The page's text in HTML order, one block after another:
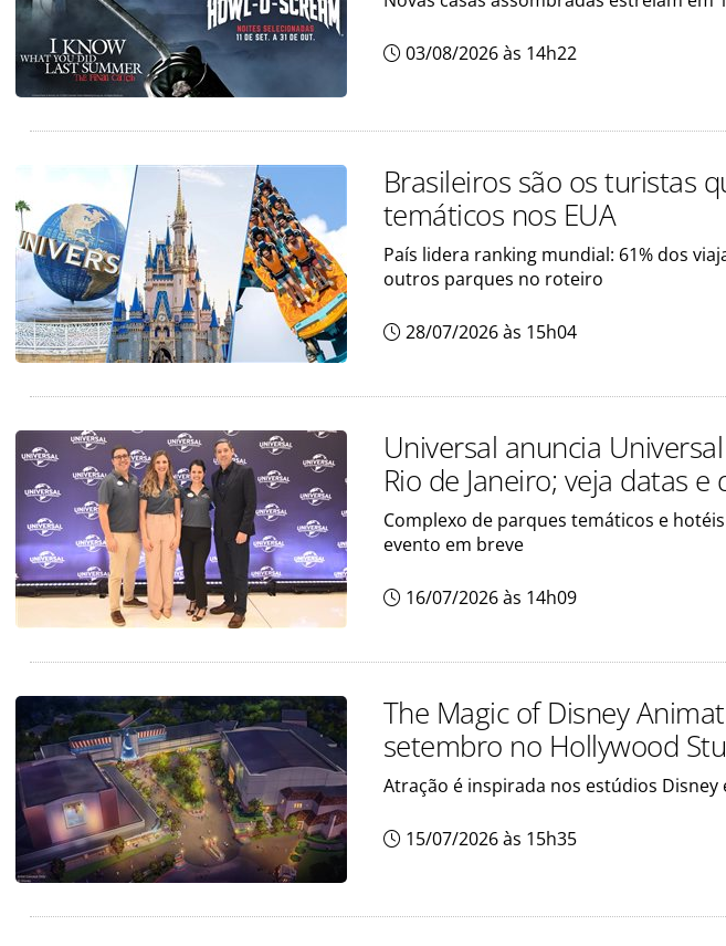
03/08/2026 às 14h22
Brasileiros são os turistas
temáticos nos EUA
País lidera ranking mundial: 61% dos
outros parques no roteiro
28/07/2026 às 15h04
Universal anuncia
Rio de Janeiro; veja datas e
Complexo de parques temáticos e
evento em breve
16/07/2026 às 14h09
The Magic of Disney
setembro no Hollywood
Atração é inspirada nos estúdios
15/07/2026 às 15h35